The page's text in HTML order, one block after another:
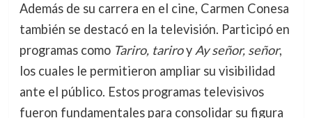
Además de su carrera en el cine, Carmen Conesa
también se destacó en la televisión. Participó en
programas como Tariro, tariroy Ay señor, señor,
los cuales le permitieron ampliar su visibilidad
ante el público. Estos programas televisivos
fueron fundamentales para consolidar su figura